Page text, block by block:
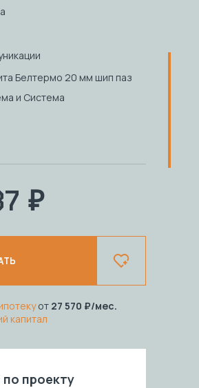
Белтермо 20 мм шип паз
и Система
₽
от 27 570
/мес.
капитал
проекту